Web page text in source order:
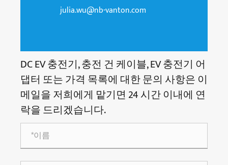
julia.wu@nb-vanton.com
DC EV 충전기, 충전 건 케이블, EV 충전기 어
댑터 또는 가격 목록에 대한 문의 사항은 이
메일을 저희에게 맡기면 24 시간 이내에 연
락을 드리겠습니다.